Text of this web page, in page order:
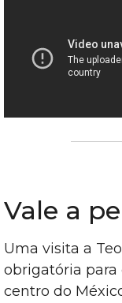
Vale a
Uma visita a
obrigatória
centro do